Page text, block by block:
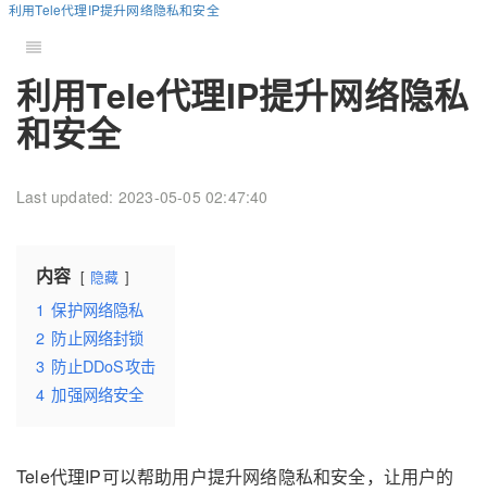
利用Tele代理IP提升网络隐私和安全
利用Tele代理IP提升网络隐私
和安全
Last updated: 2023-05-05 02:47:40
内容 隐藏
1 保护网络隐私
2 防止网络封锁
3 防止DDoS攻击
4 加强网络安全
Tele代理IP可以帮助用户提升网络隐私和安全，让用户的